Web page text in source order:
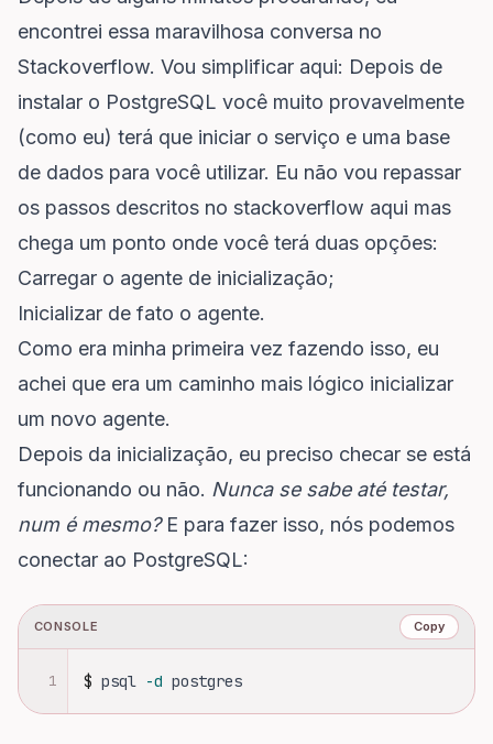
encontrei essa maravilhosa conversa no
Stackoverflow. Vou simplificar aqui: Depois de
instalar o PostgreSQL você muito provavelmente
(como eu) terá que iniciar o serviço e uma base
de dados para você utilizar. Eu não vou repassar
os passos descritos no stackoverflow aqui mas
chega um ponto onde você terá duas opções:
Carregar o agente de inicialização;
Inicializar de fato o agente.
Como era minha primeira vez fazendo isso, eu
achei que era um caminho mais lógico inicializar
um novo agente.
Depois da inicialização, eu preciso checar se está
funcionando ou não. Nunca se sabe até testar,
num é mesmo?E para fazer isso, nós podemos
conectar ao PostgreSQL:
CONSOLE Copy
1 $ psql -d postgres